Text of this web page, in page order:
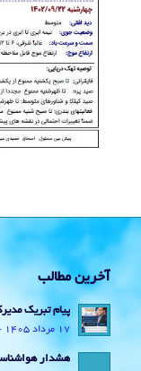
آخرین مطالب
پیام تبریک
17 مرداد 1405 - 12:48 ب.ظ
هشدار هواشناسی جوی